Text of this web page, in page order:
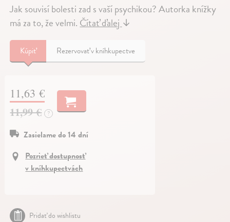
Jak souvisí bolesti zad s vaší psychikou? Autorka knížky
má za to, že velmi.Čítať ďalej↓
Kúpiť Rezervovať v kníhkupectve
11,63 €
11,99 €
?
Zasielame do 14 dní
Pozrieť dostupnosť
v kníhkupectvách
Pridať do wishlistu